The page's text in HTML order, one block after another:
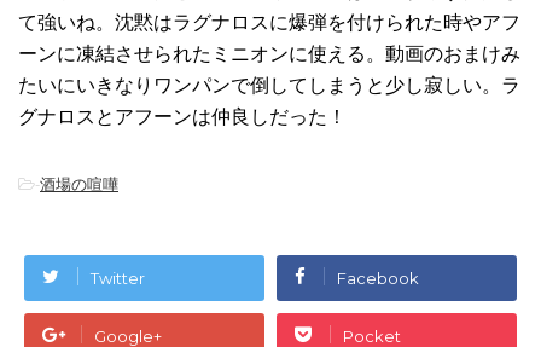
て強いね。沈黙はラグナロスに爆弾を付けられた時やアフ
ーンに凍結させられたミニオンに使える。動画のおまけみ
たいにいきなりワンパンで倒してしまうと少し寂しい。ラ
グナロスとアフーンは仲良しだった！
-酒場の喧嘩
Twitter Facebook
Google+ Pocket